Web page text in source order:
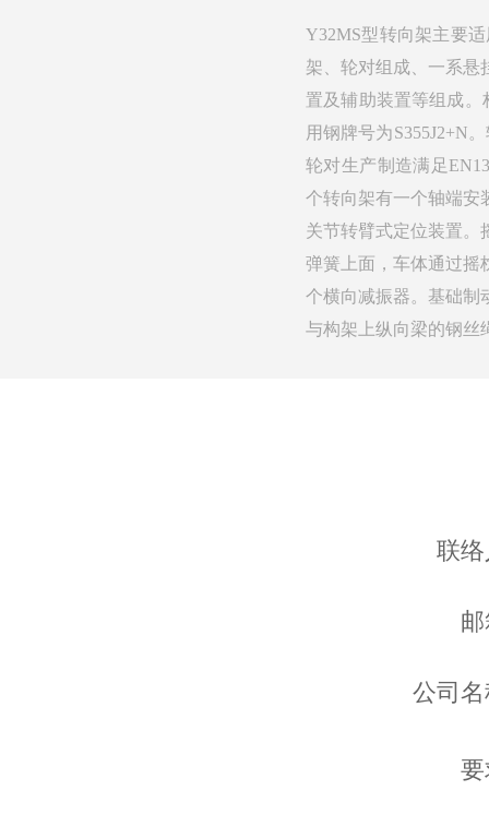
Y32MS型转向架主要
架、轮对组成、一系悬
置及辅助装置等组成
用钢牌号为S355J2+N
轮对生产制造满足
个转向架有一个轴端安
关节转臂式定位装置。
弹簧上面，车体通过摇
个横向减振器。基础制
与构架上纵向梁的钢丝
联
公司